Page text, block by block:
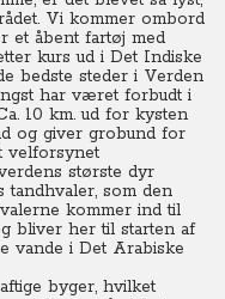
Vi kommer ombord
et åbent fartøj med
kurs ud i Det Indiske
bedste steder i Verden
har været forbudt i
10 km. ud for kysten
og giver grobund for
velforsynet
største dyr
tandhvaler, som den
kommer ind til
bliver her til starten af
vande i Det Arabiske
byger, hvilket